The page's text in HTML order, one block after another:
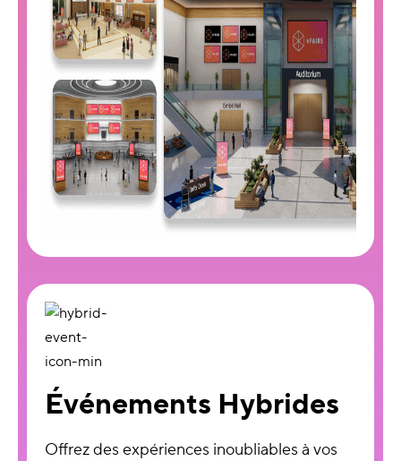
Événements Hybrides
Offrez des expériences inoubliables à vos